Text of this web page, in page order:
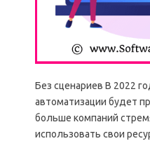
Без сценариев В 2022
автоматизации будет
больше компаний
использовать свои